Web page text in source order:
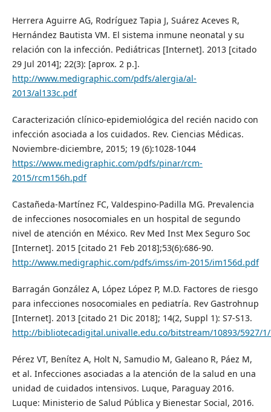
Herrera Aguirre AG, Rodríguez Tapia J, Suárez Aceves R,
Hernández Bautista VM. El sistema inmune neonatal y su
relación con la infección. Pediátricas [Internet]. 2013 [citado
29 Jul 2014]; 22(3): [aprox. 2 p.].
http://www.medigraphic.com/pdfs/alergia/al-
2013/al133c.pdf
Caracterización clínico-epidemiológica del recién nacido con
infección asociada a los cuidados. Rev. Ciencias Médicas.
Noviembre-diciembre, 2015; 19 (6):1028-1044
https://www.medigraphic.com/pdfs/pinar/rcm-
2015/rcm156h.pdf
Castañeda-Martínez FC, Valdespino-Padilla MG. Prevalencia
de infecciones nosocomiales en un hospital de segundo
nivel de atención en México. Rev Med Inst Mex Seguro Soc
[Internet]. 2015 [citado 21 Feb 2018];53(6):686-90.
http://www.medigraphic.com/pdfs/imss/im-2015/im156d.pdf
Barragán González A, López López P, M.D. Factores de riesgo
para infecciones nosocomiales en pediatría. Rev Gastrohnup
[Internet]. 2013 [citado 21 Dic 2018]; 14(2, Suppl 1): S7-S13.
http://bibliotecadigital.univalle.edu.co/bitstream/10893/5927/1/
Pérez VT, Benítez A, Holt N, Samudio M, Galeano R, Páez M,
et al. Infecciones asociadas a la atención de la salud en una
unidad de cuidados intensivos. Luque, Paraguay 2016.
Luque: Ministerio de Salud Pública y Bienestar Social, 2016.